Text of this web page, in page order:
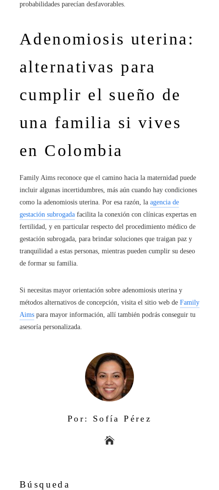
probabilidades parecían desfavorables.
Adenomiosis uterina:
alternativas para
cumplir el sueño de
una familia si vives
en Colombia
Family Aims reconoce que el camino hacia la maternidad puede
incluir algunas incertidumbres, más aún cuando hay condiciones
como la adenomiosis uterina. Por esa razón, la agencia de
gestación subrogada facilita la conexión con clínicas expertas en
fertilidad, y en particular respecto del procedimiento médico de
gestación subrogada, para brindar soluciones que traigan paz y
tranquilidad a estas personas, mientras pueden cumplir su deseo
de formar su familia.
Si necesitas mayor orientación sobre adenomiosis uterina y
métodos alternativos de concepción, visita el sitio web de Family
Aims para mayor información, allí también podrás conseguir tu
asesoría personalizada.
Por: Sofía Pérez
Búsqueda